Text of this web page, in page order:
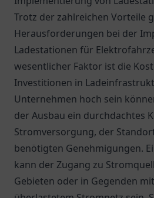
Trotz der zahlreichen Vorteile
Herausforderungen bei der
Ladestationen für
wesentlicher Faktor ist die
Investitionen in
Unternehmen hoch sein
der Ausbau ein durchdachtes
Stromversorgung, der
benötigten Genehmigungen.
kann der Zugang zu
Gebieten oder in Gegenden